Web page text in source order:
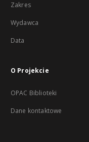
Zakres
Wydawca
Data
O Projekcie
OPAC Biblioteki
Dane kontaktowe